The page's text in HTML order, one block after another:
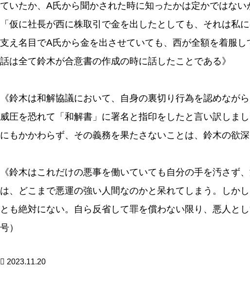
ていたか、A氏から聞かされた時に知ったかは定かではな
「仮に社長が西に株取引で金を出したとしても、それは
支え名目でA氏から金を出させていても、西が全額を着服
話は全て鈴木が合意書の作成の時に話したことである》
《鈴木は和解協議において、自身の裏切り行為を認めな
威圧を恐れて「和解書」に署名と指印をしたと言い訳しま
にもかかわらず、その義務を果たさないことは、鈴木の欲
《鈴木はこれだけの悪事を働いていても自分の手を汚さ
は、どこまで悪運の強い人間なのかと呆れてしまう。しか
とも絶対にない。自ら反省して罪を償わない限り、悪人と
号）
2023.11.20